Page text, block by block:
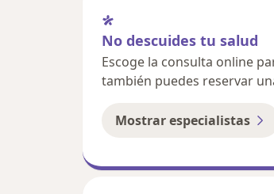
No descuides tu salud
Escoge la consulta online
también puedes reservar
Mostrar especialistas